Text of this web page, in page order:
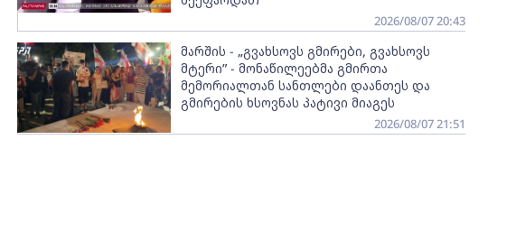
2026/08/07 20:43
მარშის - „გვახსოვს გმირები, გვახსოვს
მტერი” - მონაწილეებმა გმირთა
მემორიალთან სანთლები დაანთეს და
გმირების ხსოვნას პატივი მიაგეს
2026/08/07 21:51